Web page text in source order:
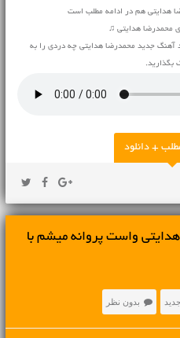
هدایتی هم در ادامه مطلب است
محمدرضا هدایتی ♫
آهنگ جدید محمدرضا هدایتی چه دردی را به
بگذارید.
+ دانلود
واست پروانه میشم با
بدون نظر